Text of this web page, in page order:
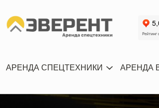
АРЕНДА СПЕЦТЕХНИКИ АРЕНДА